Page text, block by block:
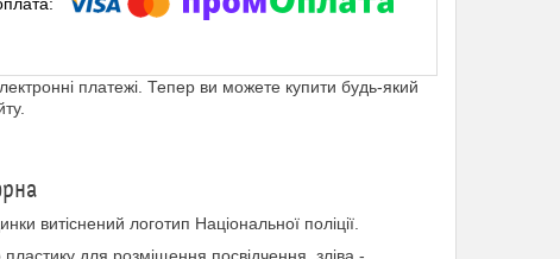
платежі. Тепер ви можете купити будь-який
витіснений логотип Національної поліції.